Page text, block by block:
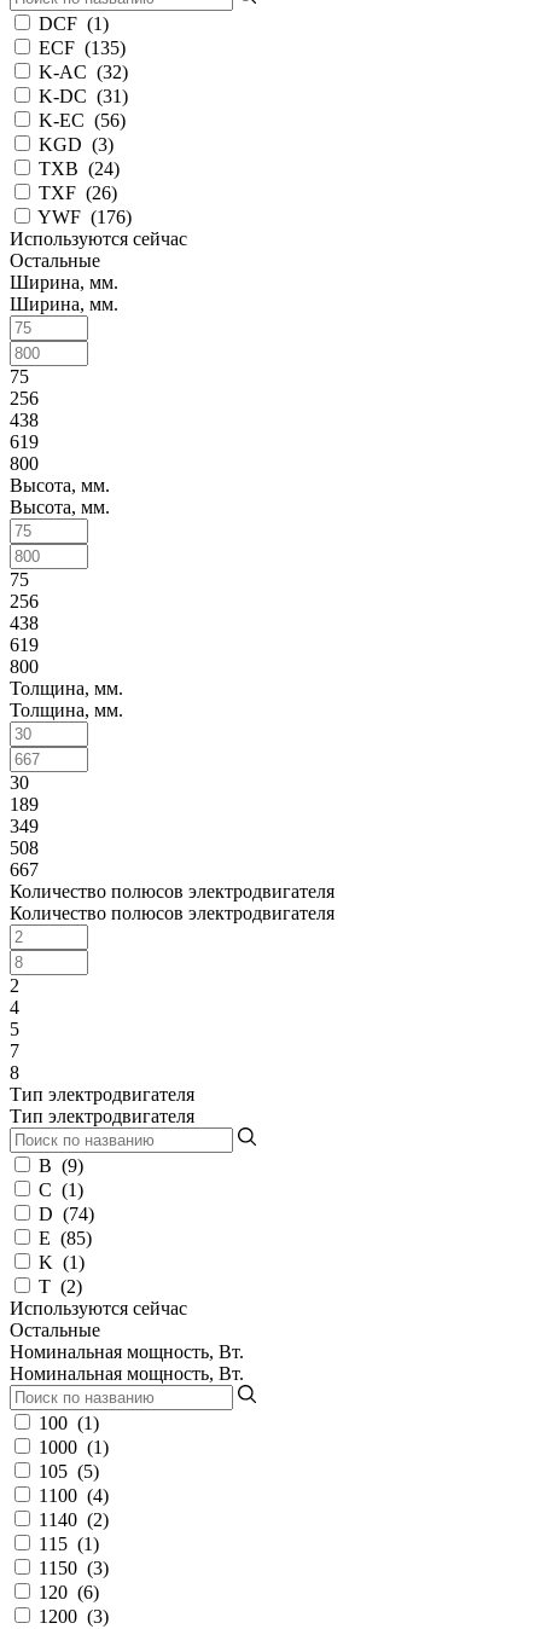
DCF (1)
ECF (135)
K-AC (32)
K-DC (31)
K-EC (56)
KGD (3)
TXB (24)
TXF (26)
YWF (176)
Используются сейчас
Остальные
Ширина, мм.
Ширина, мм.
75
256
438
619
800
Высота, мм.
Высота, мм.
75
256
438
619
800
Толщина, мм.
Толщина, мм.
30
189
349
508
667
Количество полюсов электродвигателя
Количество полюсов электродвигателя
2
4
5
7
8
Тип электродвигателя
Тип электродвигателя
B (9)
C (1)
D (74)
E (85)
K (1)
T (2)
Используются сейчас
Остальные
Номинальная мощность, Вт.
Номинальная мощность, Вт.
100 (1)
1000 (1)
105 (5)
1100 (4)
1140 (2)
115 (1)
1150 (3)
120 (6)
1200 (3)